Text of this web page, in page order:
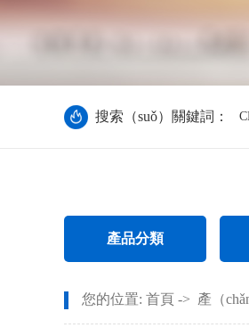
搜索（suǒ）關鍵詞：
產品分類
CNC
您的位置: 首頁 -> 產（